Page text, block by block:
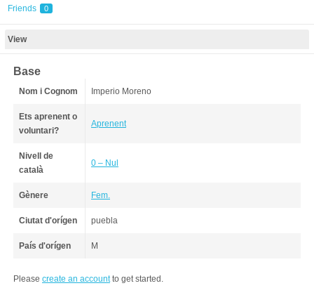
Friends 0
View
Base
Nom i Cognom Imperio Moreno
Ets aprenent o
voluntari?
Aprenent
Nivell de
català
0 – Nul
Gènere Fem.
Ciutat d'orígen puebla
País d'orígen M
Please create an accountto get started.